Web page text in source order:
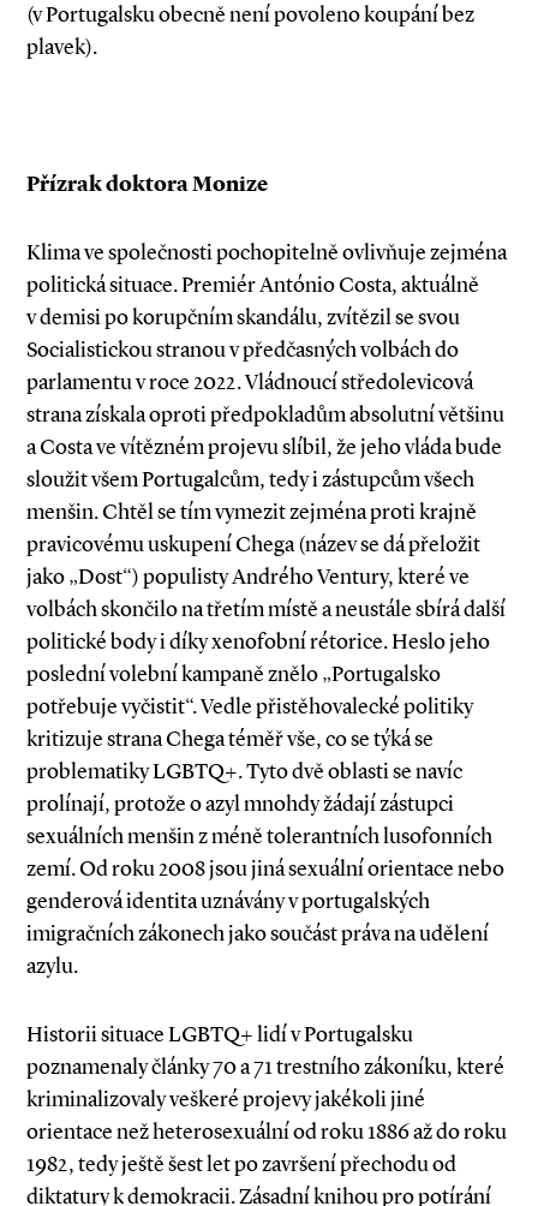
(v Portugalsku obecně není povoleno koupání bez
plavek).
Přízrak doktora Monize
Klima ve společnosti pochopitelně ovlivňuje zejména
politická situace. Premiér António Costa, aktuálně
v demisi po korupčním skandálu, zvítězil se svou
Socialistickou stranou v předčasných volbách do
parlamentu v roce 2022. Vládnoucí středolevicová
strana získala oproti předpokladům absolutní většinu
a Costa ve vítězném projevu slíbil, že jeho vláda bude
sloužit všem Portugalcům, tedy i zástupcům všech
menšin. Chtěl se tím vymezit zejména proti krajně
pravicovému uskupení Chega (název se dá přeložit
jako „Dost“) populisty Andrého Ventury, které ve
volbách skončilo na třetím místě a neustále sbírá další
politické body i díky xenofobní rétorice. Heslo jeho
poslední volební kampaně znělo „Portugalsko
potřebuje vyčistit“. Vedle přistěhovalecké politiky
kritizuje strana Chega téměř vše, co se týká se
problematiky LGBTQ+. Tyto dvě oblasti se navíc
prolínají, protože o azyl mnohdy žádají zástupci
sexuálních menšin z méně tolerantních lusofonních
zemí. Od roku 2008 jsou jiná sexuál­­ní orientace nebo
genderová identita uznávány v portugalských
imigračních zákonech jako součást práva na udělení
azylu.
Historii situace LGBTQ+ lidí v Portugalsku
poznamenaly články 70 a 71 trestního zákoníku, které
kriminalizovaly veškeré projevy jakékoli jiné
orientace než heterosexuální od roku 1886 až do roku
1982, tedy ještě šest let po završení přechodu od
diktatury k demokracii. Zásadní knihou pro potírání